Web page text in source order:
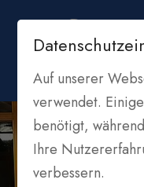
Auf unserer
verwendet.
benötigt,
Ihre
verbessern.